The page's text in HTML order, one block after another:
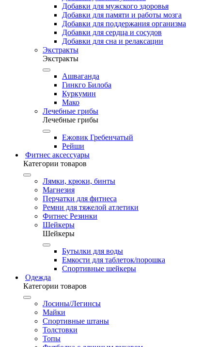
Добавки для мужского здоровья
Добавки для памяти и работы мозга
Добавки для поддержания организма
Добавки для сердца и сосудов
Добавки для сна и релаксации
Экстракты
Экстракты
Ашваганда
Гинкго Билоба
Куркумин
Мако
Лечебные грибы
Лечебные грибы
Ежовик Гребенчатый
Рейши
Фитнес аксессуары
Категории товаров
Лямки, крюки, бинты
Магнезия
Перчатки для фитнеса
Ремни для тяжелой атлетики
Фитнес Резинки
Шейкеры
Шейкеры
Бутылки для воды
Емкости для таблеток/порошка
Спортивные шейкеры
Одежда
Категории товаров
Лосины/Легинсы
Майки
Спортивные штаны
Толстовки
Топы